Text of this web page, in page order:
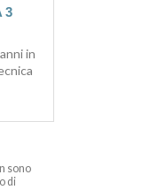
3
in
sono
di